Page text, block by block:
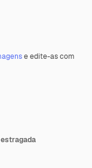
e edite-as com